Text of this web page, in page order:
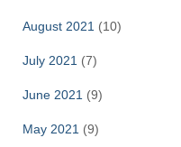
August 2021 (10)
July 2021 (7)
June 2021 (9)
May 2021 (9)